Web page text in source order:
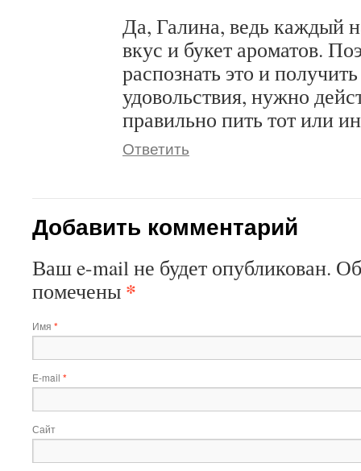
Да, Галина, ведь каждый
вкус и букет ароматов.
распознать это и
удовольствия, нужно
правильно пить тот или
Ответить
Добавить комментарий
Ваш e-mail не будет опубликован.
помечены *
Имя *
E-mail *
Сайт